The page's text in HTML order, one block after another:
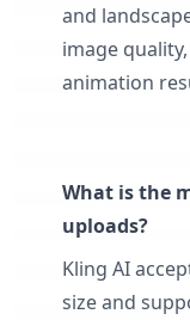
and
image
animation
What is the
uploads?
Kling AI
size and